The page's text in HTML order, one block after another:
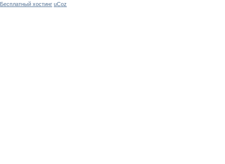
Бесплатный хостинг uCoz